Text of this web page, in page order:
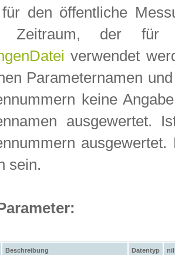
den öffentliche
Zeitraum, der
verwendet
Parameternamen
keine
ausgewertet.
sein.
Beschreibung Datentyp nil